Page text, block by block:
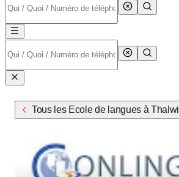
Tous les Ecole de langues à Thalwil